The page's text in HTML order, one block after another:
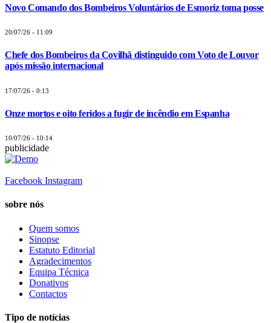
Novo Comando dos Bombeiros Voluntários de Esmoriz toma posse
20/07/26 - 11:09
Chefe dos Bombeiros da Covilhã distinguido com Voto de Louvor
após missão internacional
17/07/26 - 0:13
Onze mortos e oito feridos a fugir de incêndio em Espanha
10/07/26 - 10:14
publicidade
Facebook Instagram
sobre nós
Quem somos
Sinopse
Estatuto Editorial
Agradecimentos
Equipa Técnica
Donativos
Contactos
Tipo de notícias